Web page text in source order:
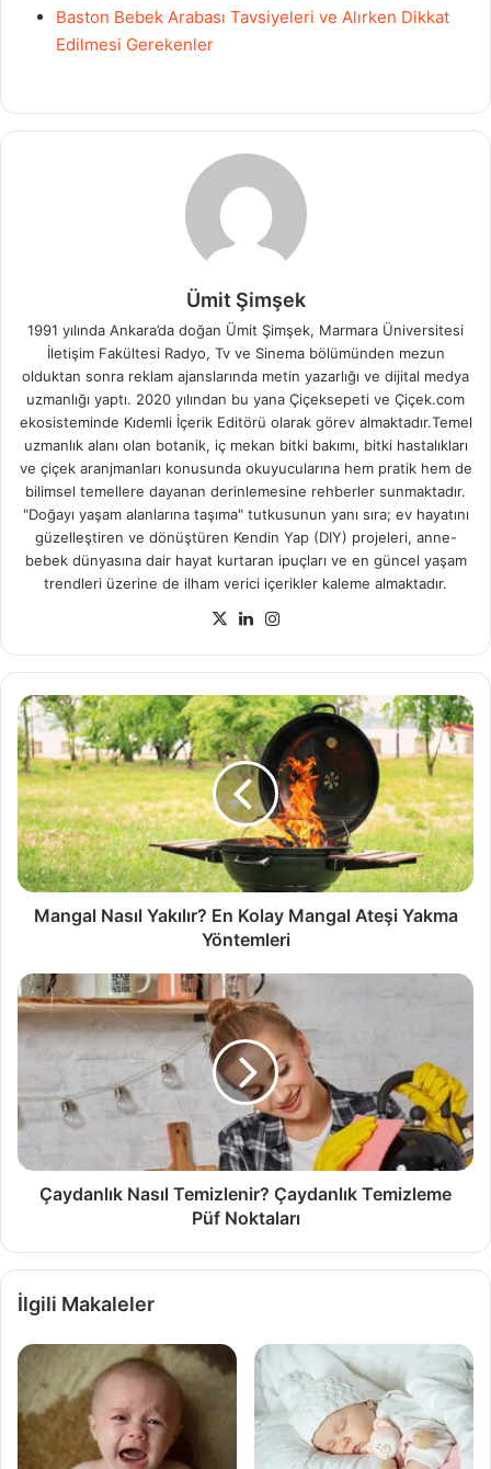
Baston Bebek Arabası Tavsiyeleri ve Alırken Dikkat
Edilmesi Gerekenler
Ümit Şimşek
1991 yılında Ankara’da doğan Ümit Şimşek, Marmara Üniversitesi
İletişim Fakültesi Radyo, Tv ve Sinema bölümünden mezun
olduktan sonra reklam ajanslarında metin yazarlığı ve dijital medya
uzmanlığı yaptı. 2020 yılından bu yana Çiçeksepeti ve Çiçek.com
ekosisteminde Kıdemli İçerik Editörü olarak görev almaktadır.Temel
uzmanlık alanı olan botanik, iç mekan bitki bakımı, bitki hastalıkları
ve çiçek aranjmanları konusunda okuyucularına hem pratik hem de
bilimsel temellere dayanan derinlemesine rehberler sunmaktadır.
"Doğayı yaşam alanlarına taşıma" tutkusunun yanı sıra; ev hayatını
güzelleştiren ve dönüştüren Kendin Yap (DIY) projeleri, anne-
bebek dünyasına dair hayat kurtaran ipuçları ve en güncel yaşam
trendleri üzerine de ilham verici içerikler kaleme almaktadır.
X LinkedIn
Mangal
Nasıl
Yakılır?
En
Kolay
Mangal
Ateşi
Yakma
Yöntemleri
Mangal Nasıl Yakılır? En Kolay Mangal Ateşi Yakma
Yöntemleri
Çaydanlık
Nasıl
Temizlenir?
Püf
Noktaları
Çaydanlık Nasıl Temizlenir? Çaydanlık Temizleme
Püf Noktaları
İlgili Makaleler